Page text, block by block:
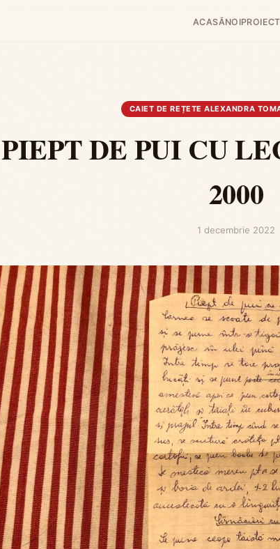
ACASĂNOIPROIECT
CAIET DE REȚETE ALEXANDRA
PIEPT DE PUI CU
2000
1 decembrie 2022